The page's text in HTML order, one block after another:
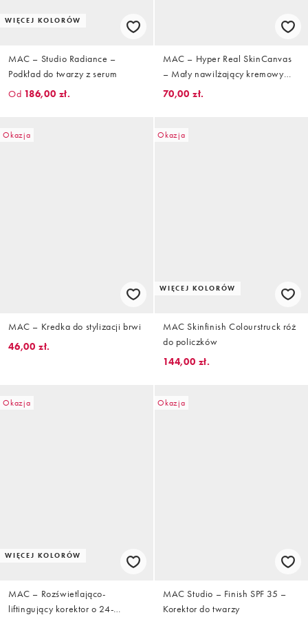
WIĘCEJ KOLORÓW
MAC – Studio Radiance –
Podkład do twarzy z serum
Od 186,00 zł.
MAC – Hyper Real SkinCanvas
– Mały nawilżający kremowy
balsam, 15 ml
70,00 zł.
Okazja
MAC – Kredka do stylizacji brwi
46,00 zł.
Okazja
WIĘCEJ KOLORÓW
MAC Skinfinish Colourstruck róż
do policzków
144,00 zł.
Okazja
WIĘCEJ KOLORÓW
MAC – Rozświetlająco-
liftingujący korektor o 24-
Okazja
MAC Studio – Finish SPF 35 –
Korektor do twarzy